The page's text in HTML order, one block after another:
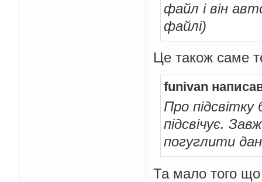
файл і він
файлі)
Це також саме
funivan
Про
підсвічує.
погуглити
Та мало того